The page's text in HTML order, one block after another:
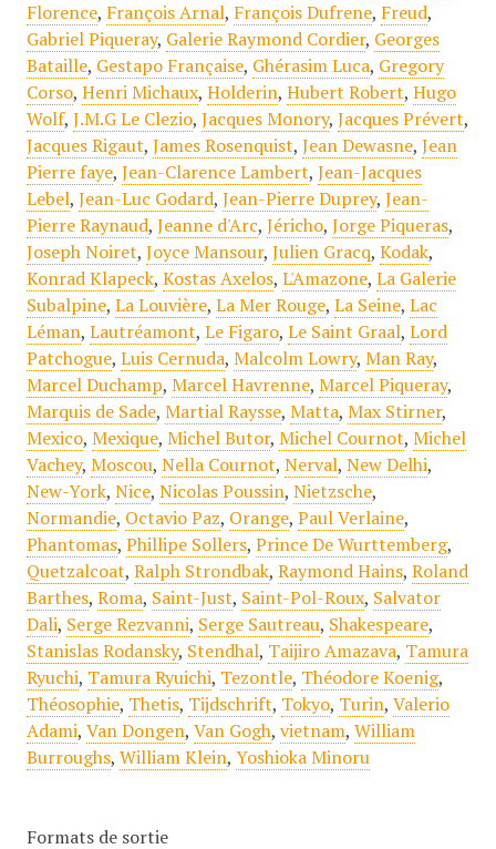
Florence, François Arnal, François Dufrene, Freud,
Gabriel Piqueray, Galerie Raymond Cordier, Georges
Bataille, Gestapo Française, Ghérasim Luca, Gregory
Corso, Henri Michaux, Holderin, Hubert Robert, Hugo
Wolf, J.M.G Le Clezio, Jacques Monory, Jacques Prévert,
Jacques Rigaut, James Rosenquist, Jean Dewasne, Jean
Pierre faye, Jean-Clarence Lambert, Jean-Jacques
Lebel, Jean-Luc Godard, Jean-Pierre Duprey, Jean-
Pierre Raynaud, Jeanne d'Arc, Jéricho, Jorge Piqueras,
Joseph Noiret, Joyce Mansour, Julien Gracq, Kodak,
Konrad Klapeck, Kostas Axelos, L'Amazone, La Galerie
Subalpine, La Louvière, La Mer Rouge, La Seine, Lac
Léman, Lautréamont, Le Figaro, Le Saint Graal, Lord
Patchogue, Luis Cernuda, Malcolm Lowry, Man Ray,
Marcel Duchamp, Marcel Havrenne, Marcel Piqueray,
Marquis de Sade, Martial Raysse, Matta, Max Stirner,
Mexico, Mexique, Michel Butor, Michel Cournot, Michel
Vachey, Moscou, Nella Cournot, Nerval, New Delhi,
New-York, Nice, Nicolas Poussin, Nietzsche,
Normandie, Octavio Paz, Orange, Paul Verlaine,
Phantomas, Phillipe Sollers, Prince De Wurttemberg,
Quetzalcoat, Ralph Strondbak, Raymond Hains, Roland
Barthes, Roma, Saint-Just, Saint-Pol-Roux, Salvator
Dali, Serge Rezvanni, Serge Sautreau, Shakespeare,
Stanislas Rodansky, Stendhal, Taijiro Amazava, Tamura
Ryuchi, Tamura Ryuichi, Tezontle, Théodore Koenig,
Théosophie, Thetis, Tijdschrift, Tokyo, Turin, Valerio
Adami, Van Dongen, Van Gogh, vietnam, William
Burroughs, William Klein, Yoshioka Minoru
Formats de sortie